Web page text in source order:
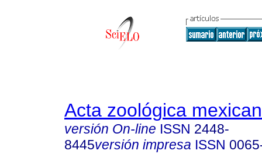
Acta zoológica
versión On-line ISSN 2448-
8445versión impresa ISSN